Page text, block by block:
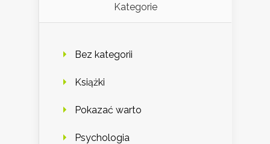
Kategorie
Bez kategorii
Książki
Pokazać warto
Psychologia